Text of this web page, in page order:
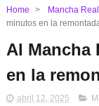
Home > Mancha Real
minutos en la
Al Mancha
en la
abril 12, 2025